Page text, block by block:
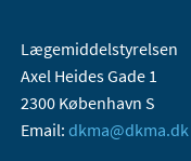
Lægemiddelstyrelsen
Axel Heides Gade 1
2300 København S
Email: dkma@dkma.dk